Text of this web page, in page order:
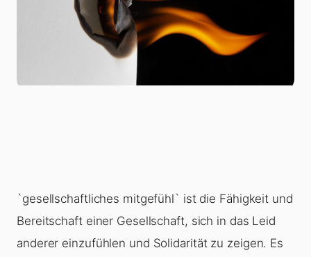
`gesellschaftliches mitgefühl` ist die Fähigkeit und
Bereitschaft einer Gesellschaft, sich in das Leid
anderer einzufühlen und Solidarität zu zeigen. Es